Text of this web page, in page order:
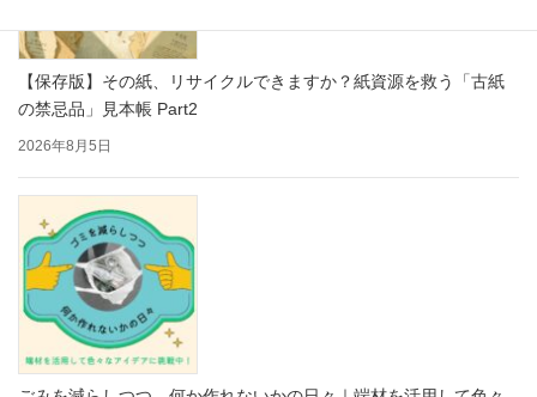
【保存版】その紙、リサイクルできますか？紙資源を救う「古紙
の禁忌品」見本帳 Part2
2026年8月5日